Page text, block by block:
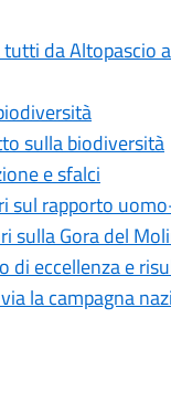
tutti da Altopascio
sulla biodiversità
e sfalci
sul rapporto
sulla Gora del
di eccellenza e
la campagna